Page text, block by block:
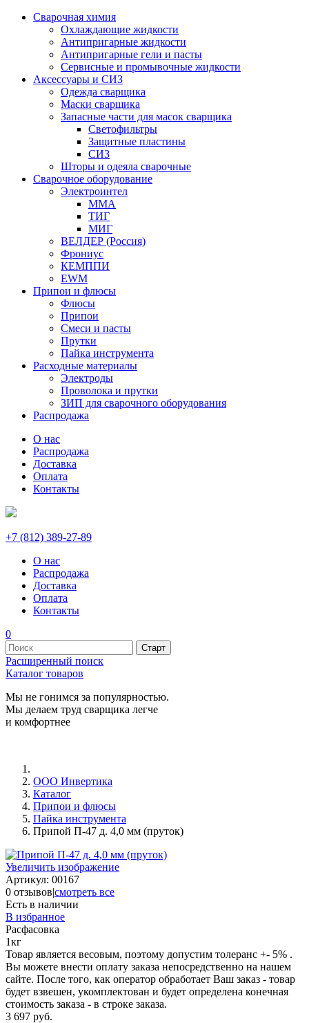
Сварочная химия
Охлаждающие жидкости
Антипригарные жидкости
Антипригарные гели и пасты
Сервисные и промывочные жидкости
Аксессуары и СИЗ
Одежда сварщика
Маски сварщика
Запасные части для масок сварщика
Светофильтры
Защитные пластины
СИЗ
Шторы и одеяла сварочные
Сварочное оборудование
Электроинтел
ММА
ТИГ
МИГ
ВЕЛДЕР (Россия)
Фрониус
КЕМППИ
EWM
Припои и флюсы
Флюсы
Припои
Смеси и пасты
Прутки
Пайка инструмента
Расходные материалы
Электроды
Проволока и прутки
ЗИП для сварочного оборудования
Распродажа
О нас
Распродажа
Доставка
Оплата
Контакты
+7 (812) 389-27-89
О нас
Распродажа
Доставка
Оплата
Контакты
0
Расширенный поиск
Каталог товаров
Мы не гонимся за популярностью.
Мы делаем труд сварщика легче
и комфортнее
ООО Инвертика
Каталог
Припои и флюсы
Пайка инструмента
Припой П-47 д. 4,0 мм (пруток)
Увеличить изображение
Артикул: 00167
0 отзывов|смотреть все
Есть в наличии
В избранное
Расфасовка
1кг
Товар является весовым, поэтому допустим толеранс +- 5% .
Вы можете внести оплату заказа непосредственно на нашем
сайте. После того, как оператор обработает Ваш заказ - товар
будет взвешен, укомплектован и будет определена конечная
стоимость заказа - в строке заказа.
3 697 руб.